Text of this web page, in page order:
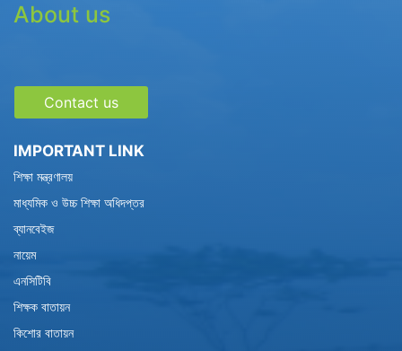
About us
Contact us
IMPORTANT LINK
শিক্ষা মন্ত্রণালয়
মাধ্যমিক ও উচ্চ শিক্ষা অধিদপ্তর
ব্যানবেইজ
নায়েম
এনসিটিবি
শিক্ষক বাতায়ন
কিশোর বাতায়ন